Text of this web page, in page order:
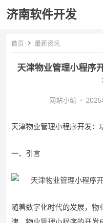
济南软件开发
首页 最新资讯
天津物业管理小程序
网站小编 • 2025
天津物业管理小程序开发：
一、引言
随着数字化时代的发展，物